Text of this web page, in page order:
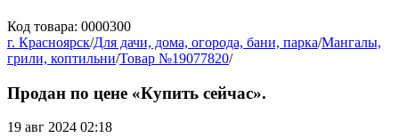
Код товара: 0000300
г. Красноярск/Для дачи, дома, огорода, бани, парка/Мангалы,
грили, коптильни/Товар №19077820/
Продан по цене «Купить сейчас».
19 авг 2024 02:18